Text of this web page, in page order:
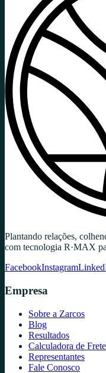
Plantando relações,
com tecnologia R·MAX
FacebookInstagram
Empresa
Sobre a Zarcos
Blog
Resultados
Calculadora de Frete
Representantes
Fale Conosco